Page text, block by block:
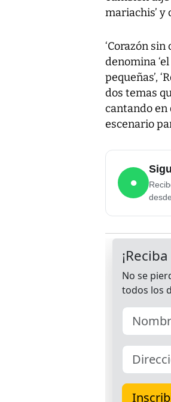
mariachis’ y
‘Corazón
denomina
pequeñas’,
dos temas
cantando
escenario
●